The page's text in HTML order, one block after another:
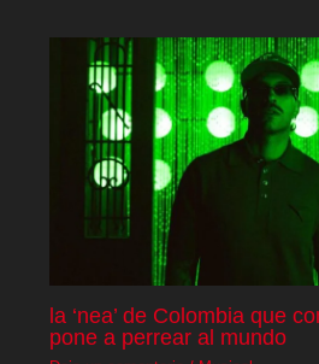
la ‘nea’ de Colombia que
pone a perrear al mundo